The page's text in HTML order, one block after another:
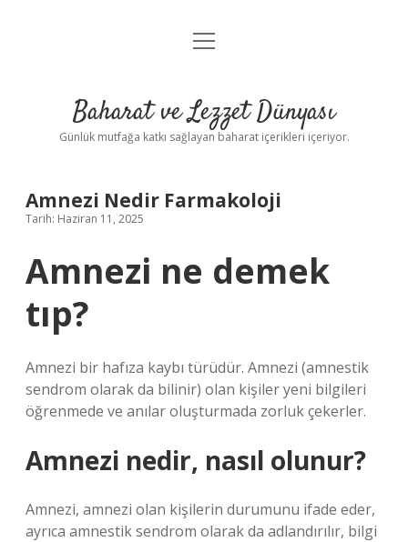
Anasayfa
Yasal Uyarı
menüyü
Baharat ve Lezzet Dünyası
Günlük mutfağa katkı sağlayan baharat içerikleri içeriyor.
Amnezi Nedir Farmakoloji
Tarih: Haziran 11, 2025
Amnezi ne demek
tıp?
Amnezi bir hafıza kaybı türüdür. Amnezi (amnestik
sendrom olarak da bilinir) olan kişiler yeni bilgileri
öğrenmede ve anılar oluşturmada zorluk çekerler.
Amnezi nedir, nasıl olunur?
Amnezi, amnezi olan kişilerin durumunu ifade eder,
ayrıca amnestik sendrom olarak da adlandırılır, bilgi